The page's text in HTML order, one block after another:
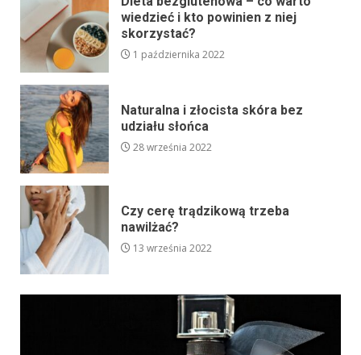
wiedzieć i kto powinien z niej
skorzystać?
1 października 2022
Naturalna i złocista skóra bez
udziału słońca
28 września 2022
Czy cerę trądzikową trzeba
nawilżać?
13 września 2022